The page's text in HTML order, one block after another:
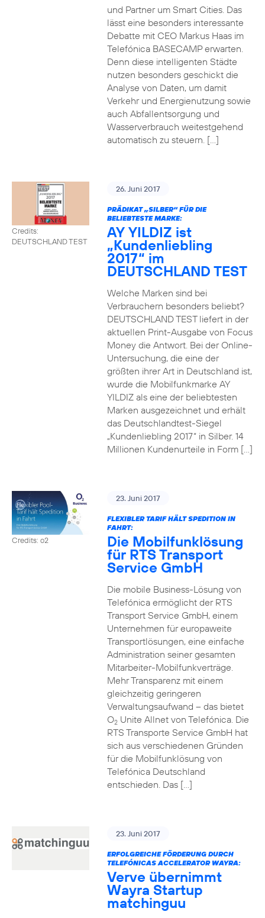
und Partner um Smart Cities. Das
lässt eine besonders interessante
Debatte mit CEO Markus Haas im
Telefónica BASECAMP erwarten.
Denn diese intelligenten Städte
nutzen besonders geschickt die
Analyse von Daten, um damit
Verkehr und Energienutzung sowie
auch Abfallentsorgung und
Wasserverbrauch weitestgehend
automatisch zu steuern. […]
Credits:
DEUTSCHLAND TEST
26. Juni 2017
PRÄDIKAT „SILBER“ FÜR DIE
BELIEBTESTE MARKE:
AY YILDIZ ist
„Kundenliebling
2017“ im
DEUTSCHLAND TEST
Welche Marken sind bei
Verbrauchern besonders beliebt?
DEUTSCHLAND TEST liefert in der
aktuellen Print-Ausgabe von Focus
Money die Antwort. Bei der Online-
Untersuchung, die eine der
größten ihrer Art in Deutschland ist,
wurde die Mobilfunkmarke AY
YILDIZ als eine der beliebtesten
Marken ausgezeichnet und erhält
das Deutschlandtest-Siegel
„Kundenliebling 2017“ in Silber. 14
Millionen Kundenurteile in Form […]
Credits: o2
23. Juni 2017
FLEXIBLER TARIF HÄLT SPEDITION IN
FAHRT:
Die Mobilfunklösung
für RTS Transport
Service GmbH
Die mobile Business-Lösung von
Telefónica ermöglicht der RTS
Transport Service GmbH, einem
Unternehmen für europaweite
Transportlösungen, eine einfache
Administration seiner gesamten
Mitarbeiter-Mobilfunkverträge.
Mehr Transparenz mit einem
gleichzeitig geringeren
Verwaltungsaufwand – das bietet
O2Unite Allnet von Telefónica. Die
RTS Transporte Service GmbH hat
sich aus verschiedenen Gründen
für die Mobilfunklösung von
Telefónica Deutschland
entschieden. Das […]
23. Juni 2017
ERFOLGREICHE FÖRDERUNG DURCH
TELEFÓNICAS ACCELERATOR WAYRA:
Verve übernimmt
Wayra Startup
matchinguu